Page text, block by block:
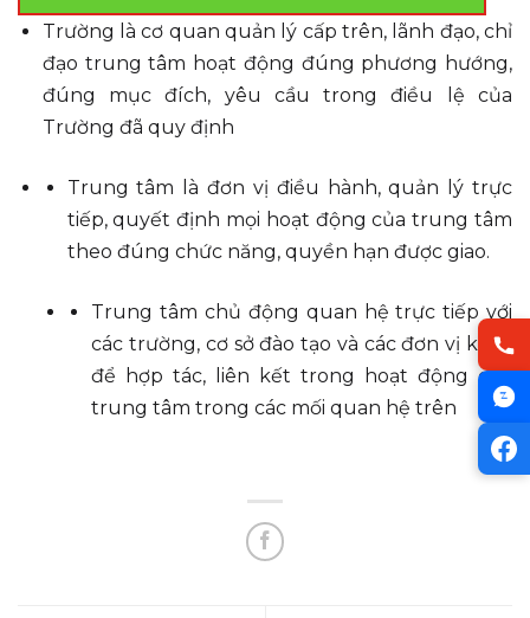
Trường là cơ quan quản lý cấp trên, lãnh đạo, chỉ
đạo trung tâm hoạt động đúng phương hướng,
đúng mục đích, yêu cầu trong điều lệ của
Trường đã quy định
Trung tâm là đơn vị điều hành, quản lý trực
tiếp, quyết định mọi hoạt động của trung tâm
theo đúng chức năng, quyền hạn được giao.
Trung tâm chủ động quan hệ trực tiếp với
các trường, cơ sở đào tạo và các đơn vị khác
để hợp tác, liên kết trong hoạt động của
trung tâm trong các mối quan hệ trên